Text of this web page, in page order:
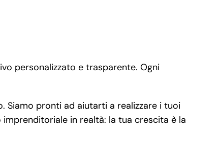
personalizzato e trasparente. Ogni
Siamo pronti ad aiutarti a realizzare i tuoi
in realtà: la tua crescita è la